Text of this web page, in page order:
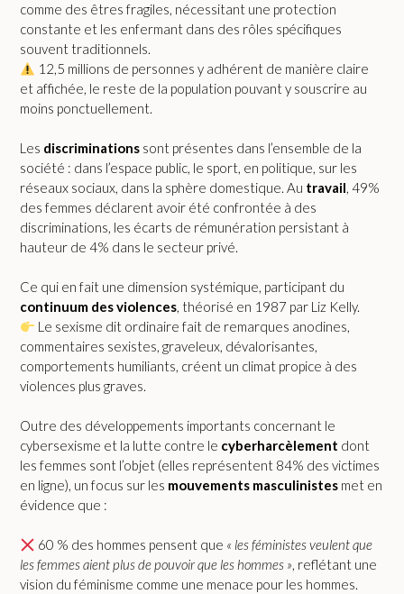
comme des êtres fragiles, nécessitant une protection
constante et les enfermant dans des rôles spécifiques
souvent traditionnels.
12,5 millions de personnes y adhérent de manière claire
et affichée, le reste de la population pouvant y souscrire au
moins ponctuellement.
Les discriminations sont présentes dans l’ensemble de la
société : dans l’espace public, le sport, en politique, sur les
réseaux sociaux, dans la sphère domestique. Au travail, 49%
des femmes déclarent avoir été confrontée à des
discriminations, les écarts de rémunération persistant à
hauteur de 4% dans le secteur privé.
Ce qui en fait une dimension systémique, participant du
continuum des violences, théorisé en 1987 par Liz Kelly.
Le sexisme dit ordinaire fait de remarques anodines,
commentaires sexistes, graveleux, dévalorisantes,
comportements humiliants, créent un climat propice à des
violences plus graves.
Outre des développements importants concernant le
cybersexisme et la lutte contre le cyberharcèlement dont
les femmes sont l’objet (elles représentent 84% des victimes
en ligne), un focus sur les mouvements masculinistes met en
évidence que :
60 % des hommes pensent que « les féministes veulent que
les femmes aient plus de pouvoir que les hommes », reflétant une
vision du féminisme comme une menace pour les hommes.